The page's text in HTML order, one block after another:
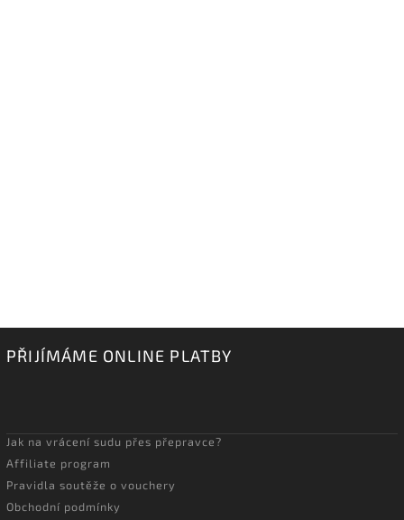
PŘIJÍMÁME ONLINE PLATBY
Jak na vrácení sudu přes přepravce?
Affiliate program
Pravidla soutěže o vouchery
Obchodní podmínky